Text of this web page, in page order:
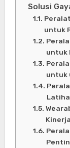
Solusi
untuk
untuk
untuk